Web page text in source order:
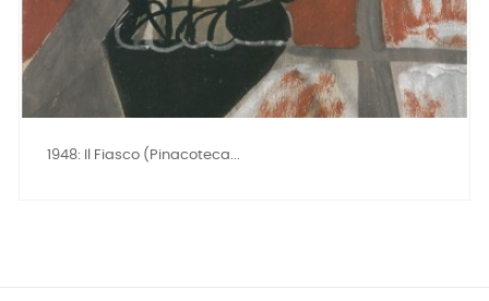
1948: Il Fiasco (Pinacoteca...